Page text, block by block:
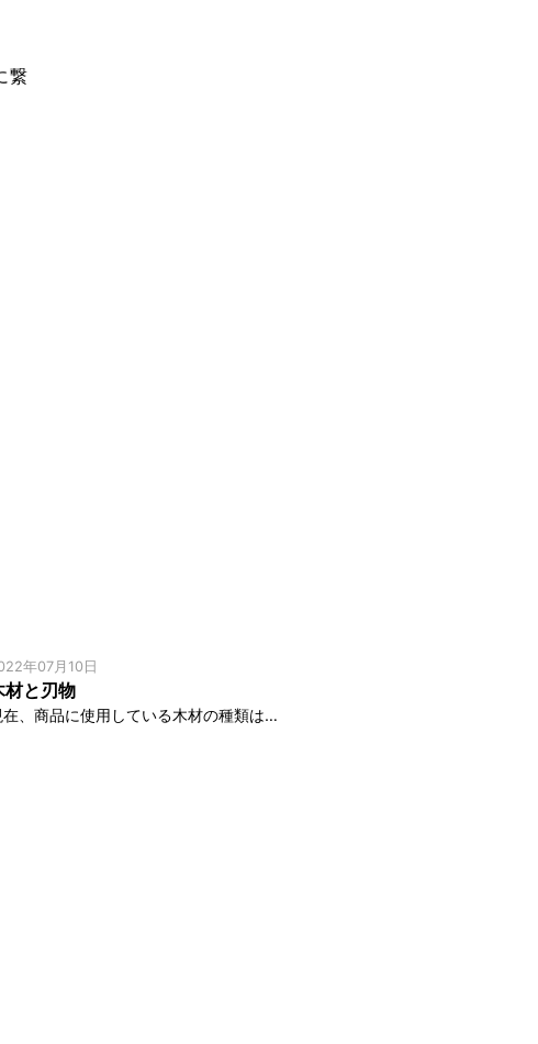
繋
年07月10日
材と刃物
現在、商品に使用している木材の種類は、針葉樹1種類と広葉樹9種類？。 もくロックを始めた当初は 「カエデ」・「サクラ」・「ホオノキ」・「カバ」・「シデ」の5種類からのスタートでした。 今回は、初期に使用していた5種類の木 […]